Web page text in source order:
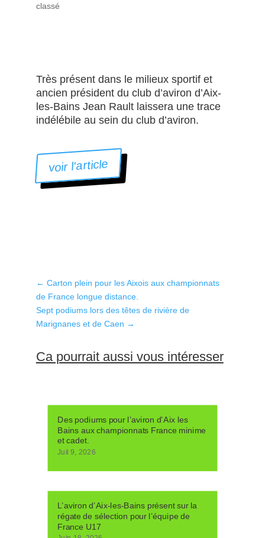
classé
Très présent dans le milieux sportif et
ancien président du club d’aviron d’Aix-
les-Bains Jean Rault laissera une trace
indélébile au sein du club d’aviron.
voir l'article
← Carton plein pour les Aixois aux championnats
de France longue distance.
Sept podiums lors des têtes de rivière de
Marignanes et de Caen →
Ca pourrait aussi vous intéresser
Des podiums pour l’aviron d’Aix les
Bains aux championnats France minime
et cadet.
Juil 9, 2026
L’aviron d’Aix-les-Bains présent sur la
régate de sélection pour l’équipe de
France U17